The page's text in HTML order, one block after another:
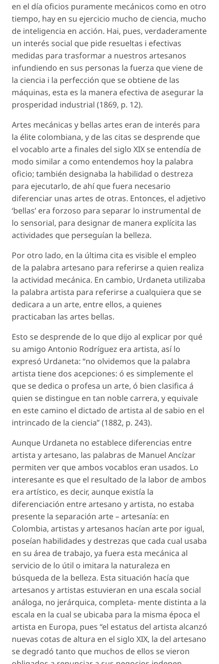
en el día oficios puramente mecánicos como en otro
tiempo, hay en su ejercicio mucho de ciencia, mucho
de inteligencia en acción. Hai, pues, verdaderamente
un interés social que pide resueltas i efectivas
medidas para trasformar a nuestros artesanos
infundiendo en sus personas la fuerza que viene de
la ciencia i la perfección que se obtiene de las
máquinas, esta es la manera efectiva de asegurar la
prosperidad industrial (1869, p. 12).
Artes mecánicas y bellas artes eran de interés para
la élite colombiana, y de las citas se desprende que
el vocablo arte a finales del siglo XIX se entendía de
modo similar a como entendemos hoy la palabra
oficio; también designaba la habilidad o destreza
para ejecutarlo, de ahí que fuera necesario
diferenciar unas artes de otras. Entonces, el adjetivo
‘bellas’ era forzoso para separar lo instrumental de
lo sensorial, para designar de manera explícita las
actividades que perseguían la belleza.
Por otro lado, en la última cita es visible el empleo
de la palabra artesano para referirse a quien realiza
la actividad mecánica. En cambio, Urdaneta utilizaba
la palabra artista para referirse a cualquiera que se
dedicara a un arte, entre ellos, a quienes
practicaban las artes bellas.
Esto se desprende de lo que dijo al explicar por qué
su amigo Antonio Rodríguez era artista, así lo
expresó Urdaneta: “no olvidemos que la palabra
artista tiene dos acepciones: ó es simplemente el
que se dedica o profesa un arte, ó bien clasifica á
quien se distingue en tan noble carrera, y equivale
en este camino el dictado de artista al de sabio en el
intrincado de la ciencia” (1882, p. 243).
Aunque Urdaneta no establece diferencias entre
artista y artesano, las palabras de Manuel Ancízar
permiten ver que ambos vocablos eran usados. Lo
interesante es que el resultado de la labor de ambos
era artístico, es decir, aunque existía la
diferenciación entre artesano y artista, no estaba
presente la separación arte – artesanía: en
Colombia, artistas y artesanos hacían arte por igual,
poseían habilidades y destrezas que cada cual usaba
en su área de trabajo, ya fuera esta mecánica al
servicio de lo útil o imitara la naturaleza en
búsqueda de la belleza. Esta situación hacía que
artesanos y artistas estuvieran en una escala social
análoga, no jerárquica, completa- mente distinta a la
escala en la cual se ubicaba para la misma época el
artista en Europa, pues “el estatus del artista alcanzó
nuevas cotas de altura en el siglo XIX, la del artesano
se degradó tanto que muchos de ellos se vieron